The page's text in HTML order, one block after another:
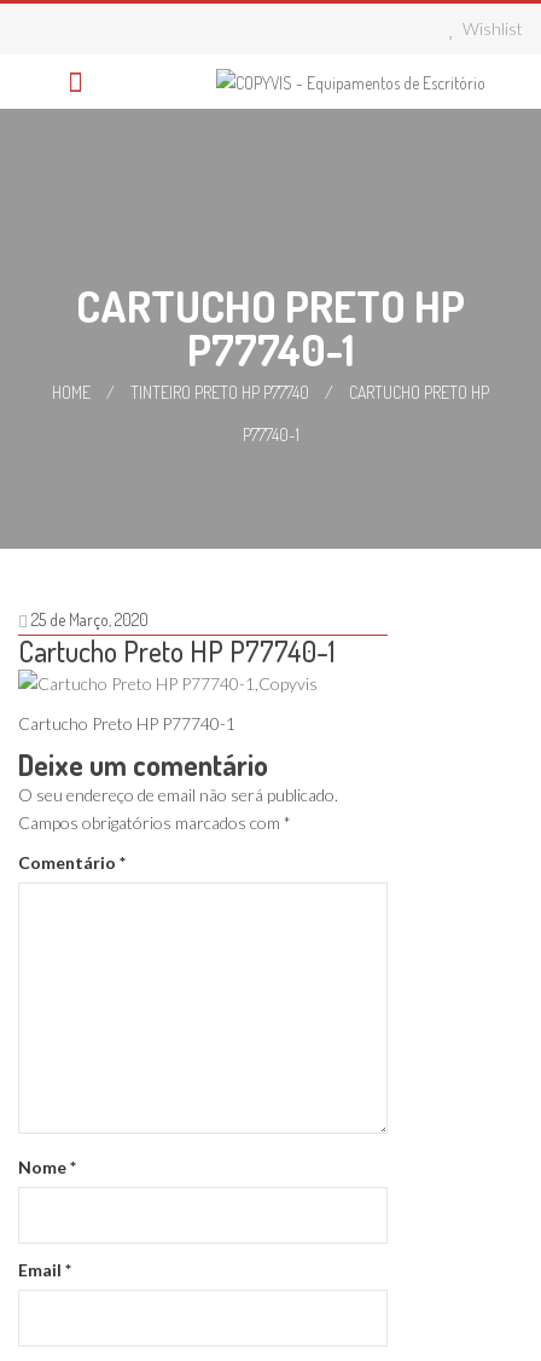
Wishlist
CARTUCHO PRETO HP
P77740-1
HOME / TINTEIRO PRETO HP P77740 / CARTUCHO PRETO HP
P77740-1
25 de Março, 2020
Cartucho Preto HP P77740-1
Cartucho Preto HP P77740-1
Deixe um comentário
O seu endereço de email não será publicado.
Campos obrigatórios marcados com *
Comentário *
Nome*
Email *